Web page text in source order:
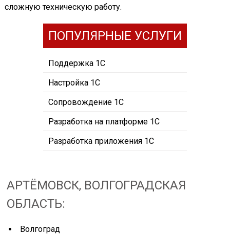
сложную техническую работу.
ПОПУЛЯРНЫЕ УСЛУГИ
Поддержка 1С
Настройка 1С
Сопровождение 1С
Разработка на платформе 1С
Разработка приложения 1С
АРТЁМОВСК, ВОЛГОГРАДСКАЯ
ОБЛАСТЬ:
Волгоград